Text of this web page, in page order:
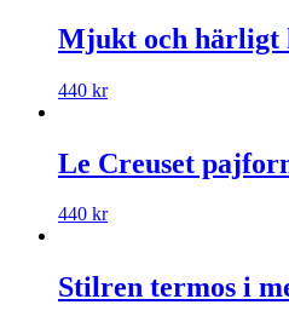
Mjukt och härligt
440 kr
Le Creuset
440 kr
Stilren termos i